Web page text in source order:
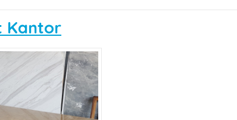
Kantor